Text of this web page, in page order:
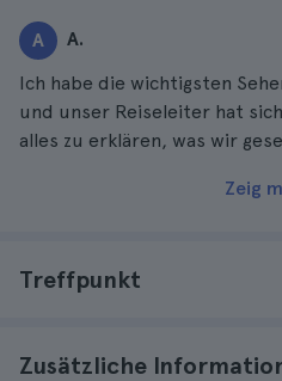
A A.
Ich habe die wichtigsten
und unser Reiseleiter hat
alles zu erklären, was wir
Zeig
Treffpunkt
Zusätzliche